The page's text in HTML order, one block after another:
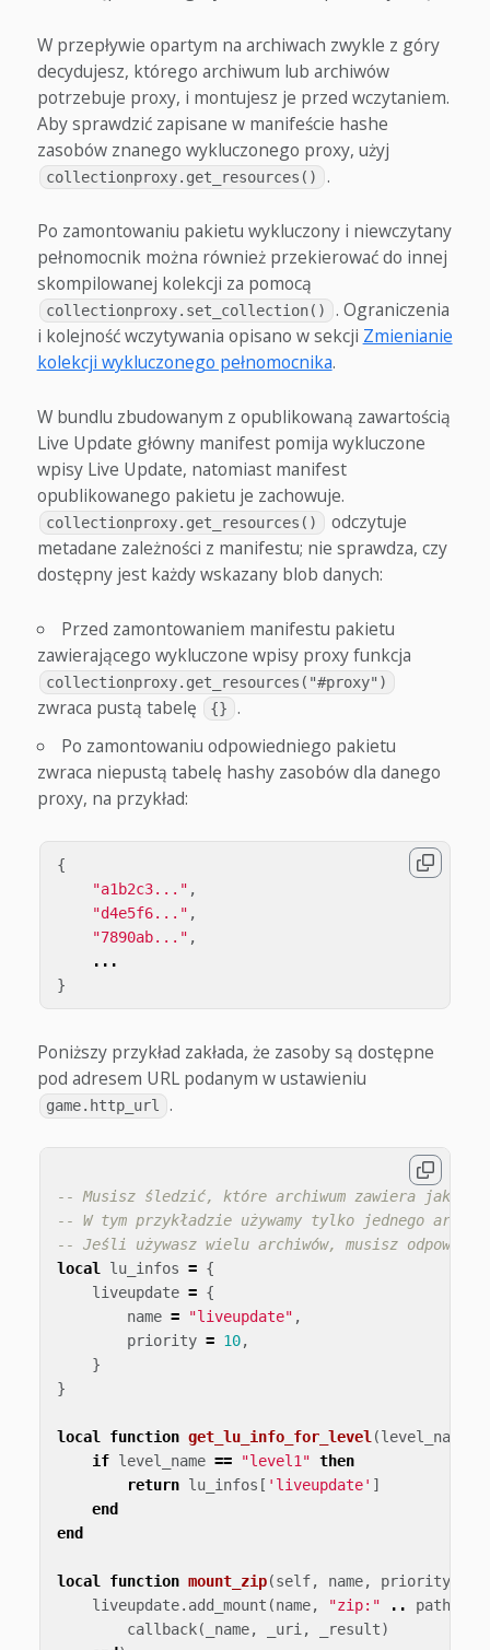
W przepływie opartym na archiwach zwykle z góry
decydujesz, którego archiwum lub archiwów
potrzebuje proxy, i montujesz je przed wczytaniem.
Aby sprawdzić zapisane w manifeście hashe
zasobów znanego wykluczonego proxy, użyj
collectionproxy.get_resources() .
Po zamontowaniu pakietu wykluczony i niewczytany
pełnomocnik można również przekierować do innej
skompilowanej kolekcji za pomocą
collectionproxy.set_collection()
. Ograniczenia
i kolejność wczytywania opisano w sekcji Zmienianie
kolekcji wykluczonego pełnomocnika.
W bundlu zbudowanym z opublikowaną zawartością
Live Update główny manifest pomija wykluczone
wpisy Live Update, natomiast manifest
opublikowanego pakietu je zachowuje.
collectionproxy.get_resources()
odczytuje
metadane zależności z manifestu; nie sprawdza, czy
dostępny jest każdy wskazany blob danych:
Przed zamontowaniem manifestu pakietu
zawierającego wykluczone wpisy proxy funkcja
collectionproxy.get_resources("#proxy")
zwraca pustą tabelę {}
.
Po zamontowaniu odpowiedniego pakietu
zwraca niepustą tabelę hashy zasobów dla danego
proxy, na przykład:
{
"a1b2c3..." ,
"d4e5f6..." ,
"7890ab..." ,
...
}
Poniższy przykład zakłada, że zasoby są dostępne
pod adresem URL podanym w ustawieniu
game.http_url .
-- Musisz śledzić, które archiwum zawiera jaką
-- W tym przykładzie używamy tylko jednego
-- Jeśli używasz wielu archiwów, musisz
local
lu_infos = {
liveupdate = {
name = "liveupdate" ,
priority = 10,
}
}
local function get_lu_info_for_level (level_name
if level_name == "level1" then
return lu_infos [ 'liveupdate' ]
end
end
local function mount_zip(self, name, priority
liveupdate. add_mount (name, "zip:" .. path
callback( _name, _uri , _result)